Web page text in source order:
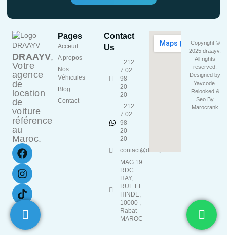
DRAAYV,
Votre
agence
de
location
de
voiture
référence
au
Maroc.
Pages
Acceuil
A propos
Nos
Véhicules
Blog
Contact
Contact
Us
+212
7 02
98
20
20
+212
7 02
98
20
20
contact@draayv.ma
MAG 19
RDC
HAY,
RUE EL
HINDE,
10000 ,
Rabat
MAROC
Copyright ©
2025 draayv,
All rights
reserved.
Designed by
Yavcode
Relooked &
Seo By
Marocrank